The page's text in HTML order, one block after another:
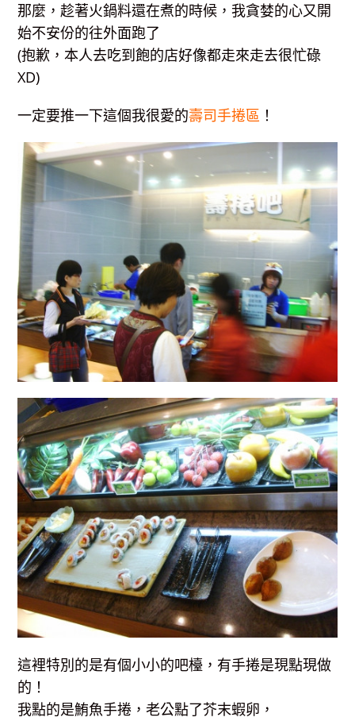
那麼，趁著火鍋料還在煮的時候，我貪婪的心又開
始不安份的往外面跑了
(抱歉，本人去吃到飽的店好像都走來走去很忙碌
XD)
一定要推一下這個我很愛的壽司手捲區 ！
這裡特別的是有個小小的吧檯，有手捲是現點現做
的！
我點的是鮪魚手捲，老公點了芥末蝦卵，